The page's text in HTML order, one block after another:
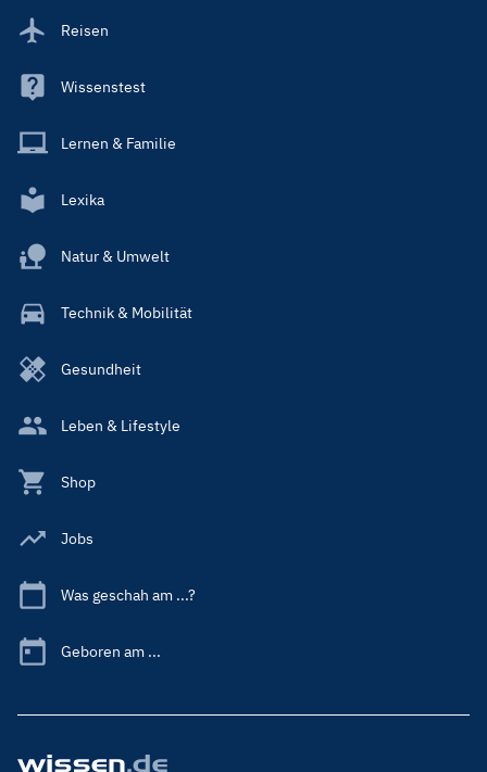
Reisen
Wissenstest
Lernen & Familie
Lexika
Natur & Umwelt
Technik & Mobilität
Gesundheit
Leben & Lifestyle
Shop
Jobs
Was geschah am ...?
Geboren am ...